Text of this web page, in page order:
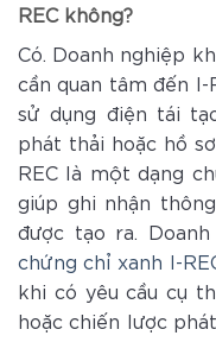
REC không?
Có. Doanh nghiệp
cần quan tâm đến
sử dụng điện tái
phát thải hoặc hồ
REC là một dạng
giúp ghi nhận
được tạo ra.
chứng chỉ xanh I-
khi có yêu cầu cụ
hoặc chiến lược